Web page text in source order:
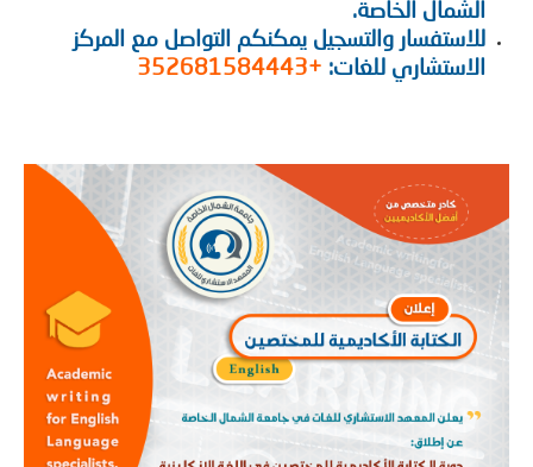
الشمال الخاصة.
للاستفسار والتسجيل يمكنكم التواصل مع المركز
الاستشاري للغات:+352681584443